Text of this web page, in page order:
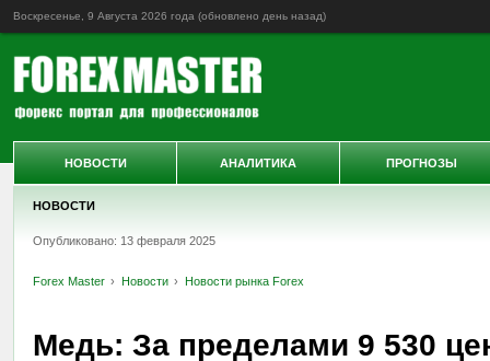
Воскресенье, 9 Августа 2026 года (обновлено день назад)
НОВОСТИ
Опубликовано: 13 февраля 2025
Forex Master Новости Новости рынка Forex
Медь: За пределами 9 530
НОВОСТИ АНАЛИТИКА ПРОГНОЗЫ